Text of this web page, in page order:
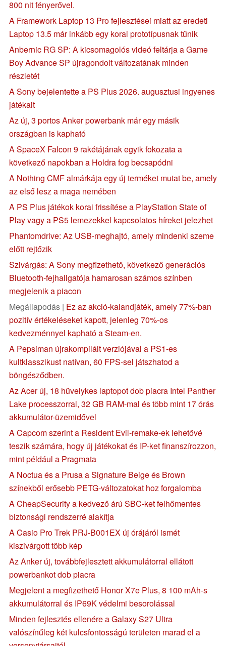
800 nit fényerővel.
A Framework Laptop 13 Pro fejlesztései miatt az eredeti
Laptop 13.5 már inkább egy korai prototípusnak tűnik
Anbernic RG SP: A kicsomagolós videó feltárja a Game
Boy Advance SP újragondolt változatának minden
részletét
A Sony bejelentette a PS Plus 2026. augusztusi ingyenes
játékait
Az új, 3 portos Anker powerbank már egy másik
országban is kapható
A SpaceX Falcon 9 rakétájának egyik fokozata a
következő napokban a Holdra fog becsapódni
A Nothing CMF almárkája egy új terméket mutat be, amely
az első lesz a maga nemében
A PS Plus játékok korai frissítése a PlayStation State of
Play vagy a PS5 lemezekkel kapcsolatos híreket jelezhet
Phantomdrive: Az USB-meghajtó, amely mindenki szeme
előtt rejtőzik
Szivárgás: A Sony megfizethető, következő generációs
Bluetooth-fejhallgatója hamarosan számos színben
megjelenik a piacon
Megállapodás | Ez az akció-kalandjáték, amely 77%-ban
pozitív értékeléseket kapott, jelenleg 70%-os
kedvezménnyel kapható a Steam-en.
A Pepsiman újrakompilált verziójával a PS1-es
kultklasszikust natívan, 60 FPS-sel játszhatod a
böngésződben.
Az Acer új, 18 hüvelykes laptopot dob piacra Intel Panther
Lake processzorral, 32 GB RAM-mal és több mint 17 órás
akkumulátor-üzemidővel
A Capcom szerint a Resident Evil-remake-ek lehetővé
teszik számára, hogy új játékokat és IP-ket finanszírozzon,
mint például a Pragmata
A Noctua és a Prusa a Signature Beige és Brown
színekből erősebb PETG-változatokat hoz forgalomba
A CheapSecurity a kedvező árú SBC-ket felhőmentes
biztonsági rendszerré alakítja
A Casio Pro Trek PRJ-B001EX új órájáról ismét
kiszivárgott több kép
Az Anker új, továbbfejlesztett akkumulátorral ellátott
powerbankot dob piacra
Megjelent a megfizethető Honor X7e Plus, 8 100 mAh-s
akkumulátorral és IP69K védelmi besorolással
Minden fejlesztés ellenére a Galaxy S27 Ultra
valószínűleg két kulcsfontosságú területen marad el a